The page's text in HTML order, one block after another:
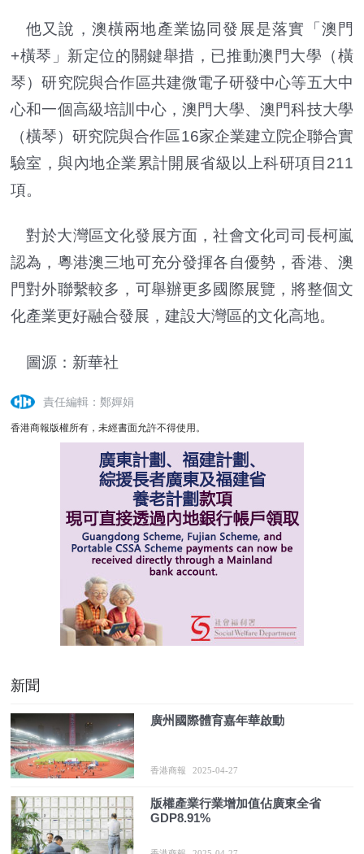
他又說，澳橫兩地產業協同發展是落實「澳門
+橫琴」新定位的關鍵舉措，已推動澳門大學（橫
琴）研究院與合作區共建微電子研發中心等五大中
心和一個高級培訓中心，澳門大學、澳門科技大學
（橫琴）研究院與合作區16家企業建立院企聯合實
驗室，與內地企業累計開展省級以上科研項目211
項。
對於大灣區文化發展方面，社會文化司司長柯嵐
認為，粵港澳三地可充分發揮各自優勢，香港、澳
門對外聯繫較多，可舉辦更多國際展覽，將整個文
化產業更好融合發展，建設大灣區的文化高地。
圖源：新華社
責任編輯：鄭嬋娟
香港商報版權所有，未經書面允許不得使用。
新聞
廣州國際體育嘉年華啟動
香港商報 2025-04-27
版權產業行業增加值佔廣東全省
GDP8.91%